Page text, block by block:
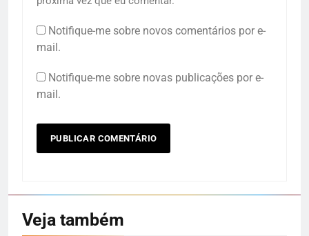
Notifique-me sobre novos comentários por e-
mail.
Notifique-me sobre novas publicações por e-
mail.
Veja também